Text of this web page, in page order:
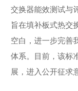
交换器能效测试与
旨在填补板式热交
空白，进一步完善
体系。目前，该标
展，进入公开征求